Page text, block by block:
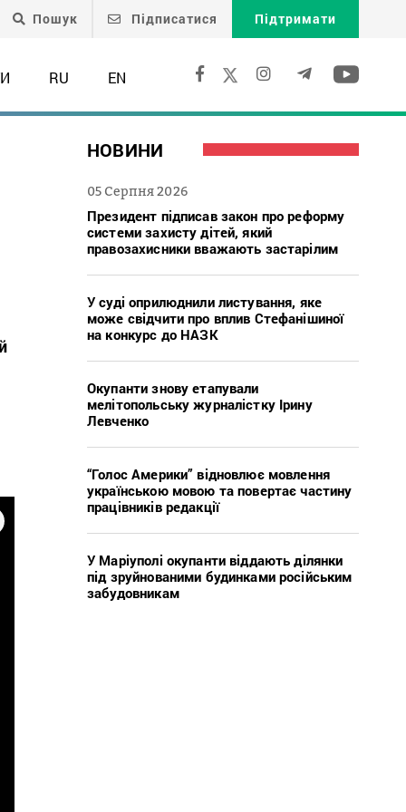
Пошук Підписатися Підтримати
RU EN
НОВИНИ
05 Серпня 2026
Президент підписав закон про реформу
системи захисту дітей, який
правозахисники вважають застарілим
У суді оприлюднили листування, яке
може свідчити про вплив Стефанішиної
на конкурс до НАЗК
Окупанти знову етапували
мелітопольську журналістку Ірину
Левченко
“Голос Америки” відновлює мовлення
українською мовою та повертає частину
працівників редакції
У Маріуполі окупанти віддають ділянки
під зруйнованими будинками російським
забудовникам